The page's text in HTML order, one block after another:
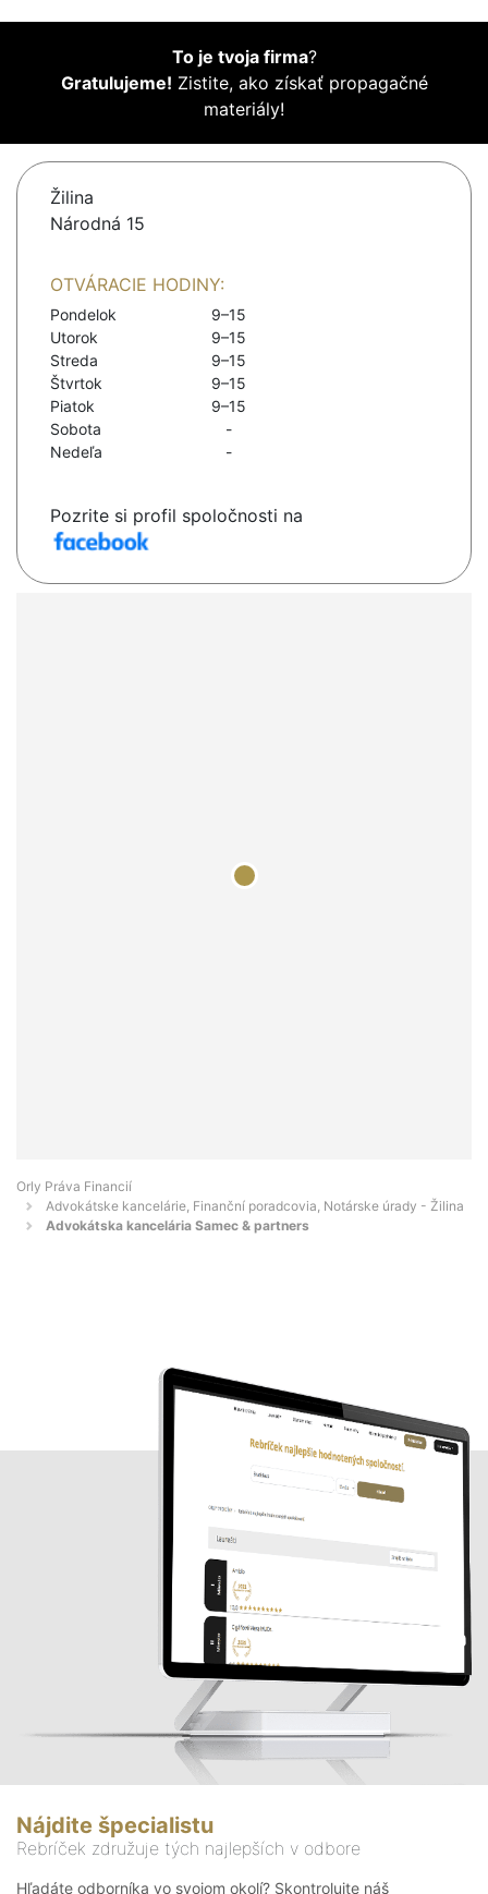
To je tvoja firma?
Gratulujeme! Zistite, ako získať propagačné
materiály!
Žilina
Národná 15
OTVÁRACIE HODINY:
Pondelok
9–15
Utorok
9–15
Streda
9–15
Štvrtok
9–15
Piatok
9–15
Sobota
-
Nedeľa
-
Pozrite si profil spoločnosti na
Orly Práva Financií
Advokátske kancelárie, Finanční poradcovia, Notárske úrady - Žilina
Advokátska kancelária Samec & partners
Nájdite špecialistu
Rebríček združuje tých najlepších v odbore
Hľadáte odborníka vo svojom okolí? Skontrolujte náš